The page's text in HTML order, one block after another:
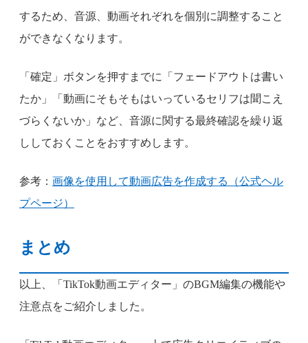
するため、音源、動画それぞれを個別に調整すること
ができなくなります。
「確定」ボタンを押すまでに「フェードアウトは書い
たか」「動画にそもそもはいっているセリフは聞こえ
づらくないか」など、音源に関する最終確認を繰り返
ししておくことをおすすめします。
参考： 画像を使用して動画広告を作成する（公式ヘル
プページ）
まとめ
以上、「TikTok動画エディター」のBGM編集の機能や
注意点をご紹介しました。